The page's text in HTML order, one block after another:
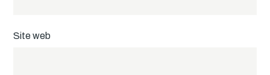
Site web